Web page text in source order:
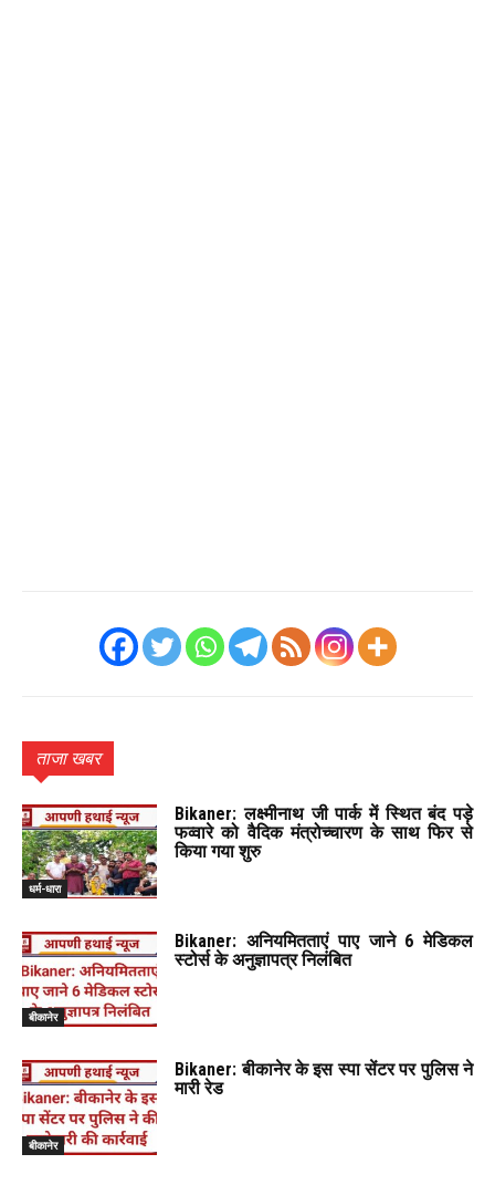
ताजा खबर
धर्म-धारा
Bikaner: लक्ष्मीनाथ जी पार्क में स्थित बंद पड़े
फव्वारे को वैदिक मंत्रोच्चारण के साथ फिर से
किया गया शुरु
बीकानेर
Bikaner: अनियमितताएं पाए जाने 6 मेडिकल
स्टोर्स के अनुज्ञापत्र निलंबित
बीकानेर
Bikaner: बीकानेर के इस स्पा सेंटर पर पुलिस ने
मारी रेड